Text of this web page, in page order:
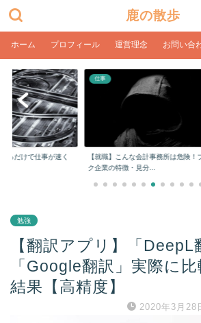
鹿の散歩
ホーム プロフィール 運営理念 お問い合
事務所は危険！ブラッ
仕事
【朝起きれない…】学生や社会人で
キリ起きる３つの方...
勉強
【翻訳アプリ】「DeepL
「Google翻訳」実際に
結果【高精度】
2020年3月28